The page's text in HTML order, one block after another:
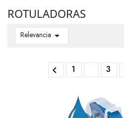
ROTULADORAS
Relevancia 
 1 3